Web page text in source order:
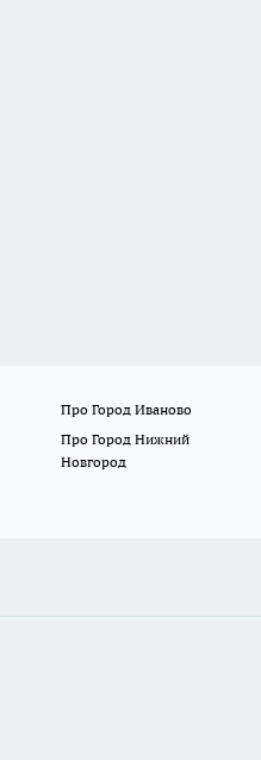
Про Город Иваново
Про Город Нижний
Новгород